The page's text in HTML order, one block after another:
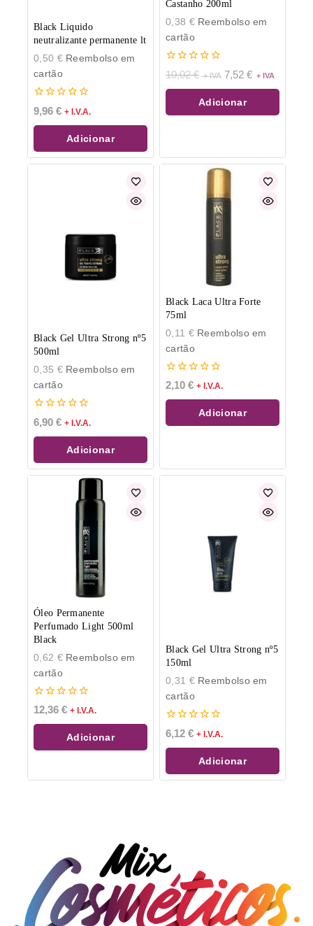
Black Liquido
neutralizante permanente lt
0,50 €Reembolso em
cartão
0
de
5
9,96 € + I.V.A.
Adicionar
Castanho 200ml
0,38 €Reembolso em
cartão
0
de
5
10,02€ 7,52 €
Adicionar
Black Gel Ultra Strong nº5
500ml
0,35 €Reembolso em
cartão
0
de
5
6,90 € + I.V.A.
Adicionar
Black Laca Ultra Forte
75ml
0,11 €Reembolso em
cartão
0
de
5
2,10 € + I.V.A.
Adicionar
Óleo Permanente
Perfumado Light 500ml
Black
0,62 €Reembolso em
cartão
0
de
5
12,36 € + I.V.A.
Adicionar
Black Gel Ultra Strong nº5
150ml
0,31 €Reembolso em
cartão
0
de
5
6,12 € + I.V.A.
Adicionar